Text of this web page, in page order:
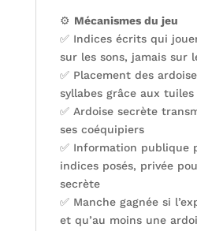
⚙️ Mécanismes du jeu
✅ Indices écrits qui
sur les sons, jamais sur
✅ Placement des
syllabes grâce aux tuiles
✅ Ardoise secrète
ses coéquipiers
✅ Information publique
indices posés, privée
secrète
✅ Manche gagnée si
et qu’au moins une